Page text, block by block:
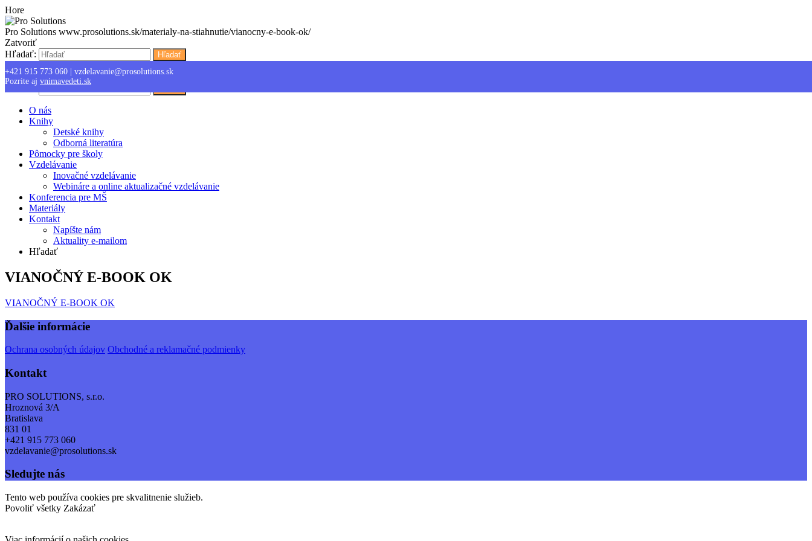
Hore
Pro Solutions www.prosolutions.sk/materialy-na-stiahnutie/vianocny-e-book-ok/
Zatvoriť
Hľadať:
Hľadať
+421 915 773 060
vzdelavanie@prosolutions.sk
Pozrite aj vnimavedeti.sk
Menu
Hľadať:
O nás
Knihy
Detské knihy
Odborná literatúra
Pômocky pre školy
Vzdelávanie
Inovačné vzdelávanie
Webináre a online aktualizačné vzdelávanie
Konferencia pre MŠ
Materiály
Kontakt
Napíšte nám
Aktuality e-mailom
Hľadať
VIANOČNÝ E-BOOK OK
VIANOČNÝ E-BOOK OK
Ďalšie informácie
Ochrana osobných údajov Obchodné a reklamačné podmienky
Kontakt
PRO SOLUTIONS, s.r.o.
Hroznová 3/A
Bratislava
831 01
+421 915 773 060
vzdelavanie@prosolutions.sk
Sledujte nás
Tento web používa cookies pre skvalitnenie služieb.
Povoliť všetky Zakázať